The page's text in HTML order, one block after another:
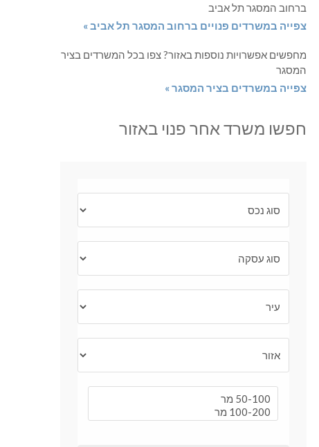
ברחוב המסגר תל אביב
צפייה במשרדים פנויים ברחוב המסגר תל אביב »
מחפשים אפשרויות נוספות באזור? צפו בכל המשרדים בציר
המסגר
צפייה במשרדים בציר המסגר »
חפשו משרד אחר פנוי באזור